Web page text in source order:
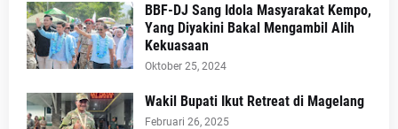
BBF-DJ Sang Idola Masyarakat Kempo,
Yang Diyakini Bakal Mengambil Alih
Kekuasaan
Oktober 25, 2024
Wakil Bupati Ikut Retreat di Magelang
Februari 26, 2025